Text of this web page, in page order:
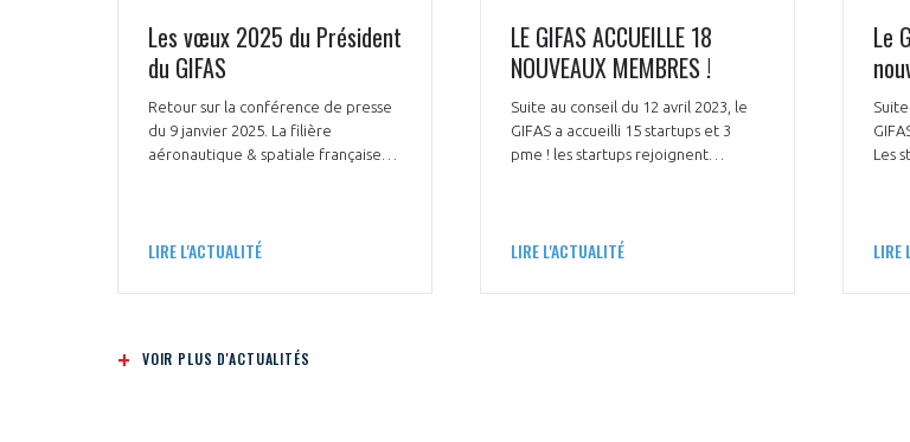
Les vœux 2025 du Président
du GIFAS
Retour sur la conférence de presse
du 9 janvier 2025. La filière
aéronautique & spatiale française
LIRE L'ACTUALITÉ
LE GIFAS ACCUEILLE 18
NOUVEAUX MEMBRES !
Suite au conseil du 12 avril 2023, le
GIFAS a accueilli 15 startups et 3
pme ! les startups rejoignent
BLACKLEAF, Curtiss Wright, Delfox,
Kineis, Olnica Trace, Pelico, Skyted,
LIRE L'ACTUALITÉ
Le
Les
LIRE
VOIR PLUS D'ACTUALITÉS